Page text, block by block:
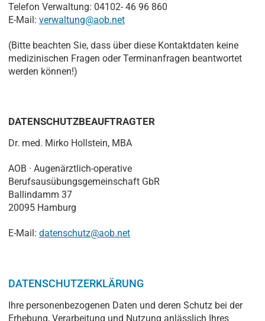
Telefon Verwaltung: 04102- 46 96 860
E-Mail: verwaltung@aob.net
(Bitte beachten Sie, dass über diese Kontaktdaten keine
medizinischen Fragen oder Terminanfragen beantwortet
werden können!)
DATENSCHUTZBEAUFTRAGTER
Dr. med. Mirko Hollstein, MBA
AOB · Augenärztlich-operative
Berufsausübungsgemeinschaft GbR
Ballindamm 37
20095 Hamburg
E-Mail: datenschutz@aob.net
DATENSCHUTZERKLÄRUNG
Ihre personenbezogenen Daten und deren Schutz bei der
Erhebung, Verarbeitung und Nutzung anlässlich Ihres